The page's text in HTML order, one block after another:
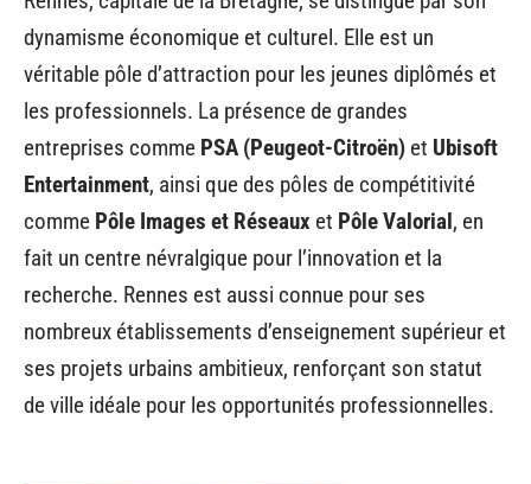
dynamisme économique et culturel. Elle est un
véritable pôle d’attraction pour les jeunes diplômés et
les professionnels. La présence de grandes
entreprises comme PSA (Peugeot-Citroën) et Ubisoft
Entertainment, ainsi que des pôles de compétitivité
comme Pôle Images et Réseaux et Pôle Valorial, en
fait un centre névralgique pour l’innovation et la
recherche. Rennes est aussi connue pour ses
nombreux établissements d’enseignement supérieur et
ses projets urbains ambitieux, renforçant son statut
de ville idéale pour les opportunités professionnelles.